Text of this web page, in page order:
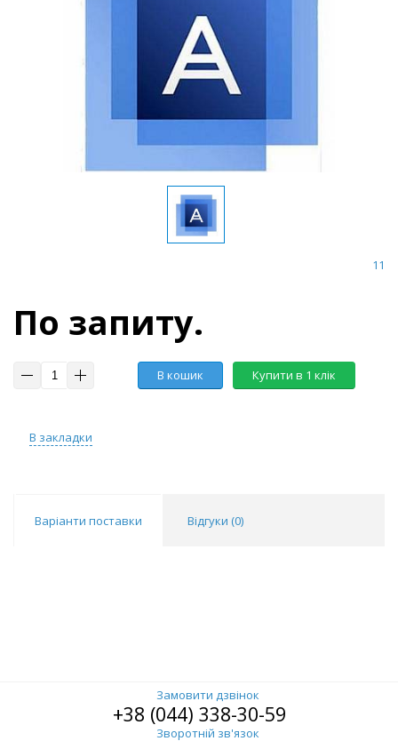
11
По запиту.
В кошик Купити в 1 клік
В закладки
Варіанти поставки Відгуки (0)
Замовити дзвінок
+38 (044) 338-30-59
Зворотній зв'язок